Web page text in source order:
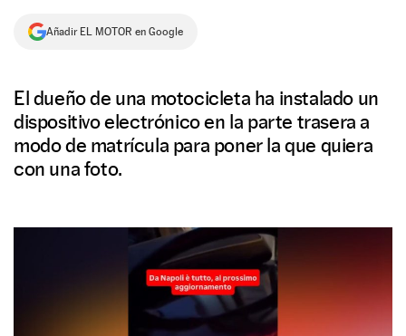
SÍGUENOSAñadir EL MOTOR en Google
El dueño de una motocicleta ha instalado un
dispositivo electrónico en la parte trasera a
modo de matrícula para poner la que quiera
con una foto.